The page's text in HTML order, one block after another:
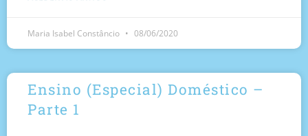
Maria Isabel Constâncio 08/06/2020
Ensino (Especial) Doméstico –
Parte 1